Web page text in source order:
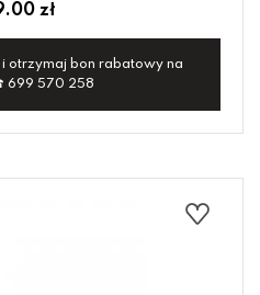
zł
i otrzymaj bon rabatowy na
699 570 258